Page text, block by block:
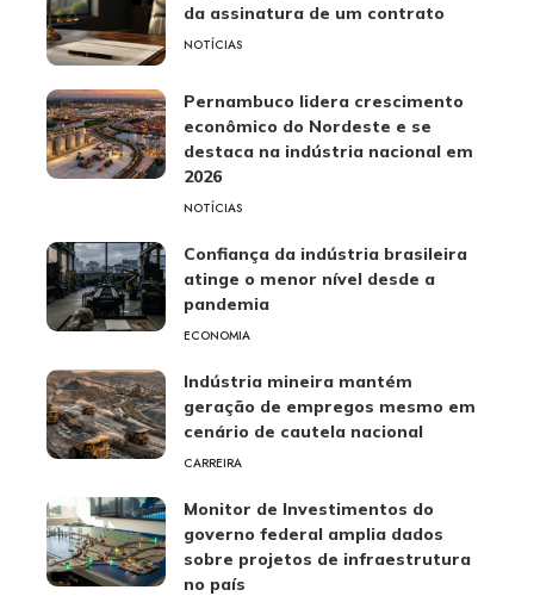
da assinatura de um contrato
NOTÍCIAS
Pernambuco lidera crescimento
econômico do Nordeste e se
destaca na indústria nacional em
2026
NOTÍCIAS
Confiança da indústria brasileira
atinge o menor nível desde a
pandemia
ECONOMIA
Indústria mineira mantém
geração de empregos mesmo em
cenário de cautela nacional
CARREIRA
Monitor de Investimentos do
governo federal amplia dados
sobre projetos de infraestrutura
no país